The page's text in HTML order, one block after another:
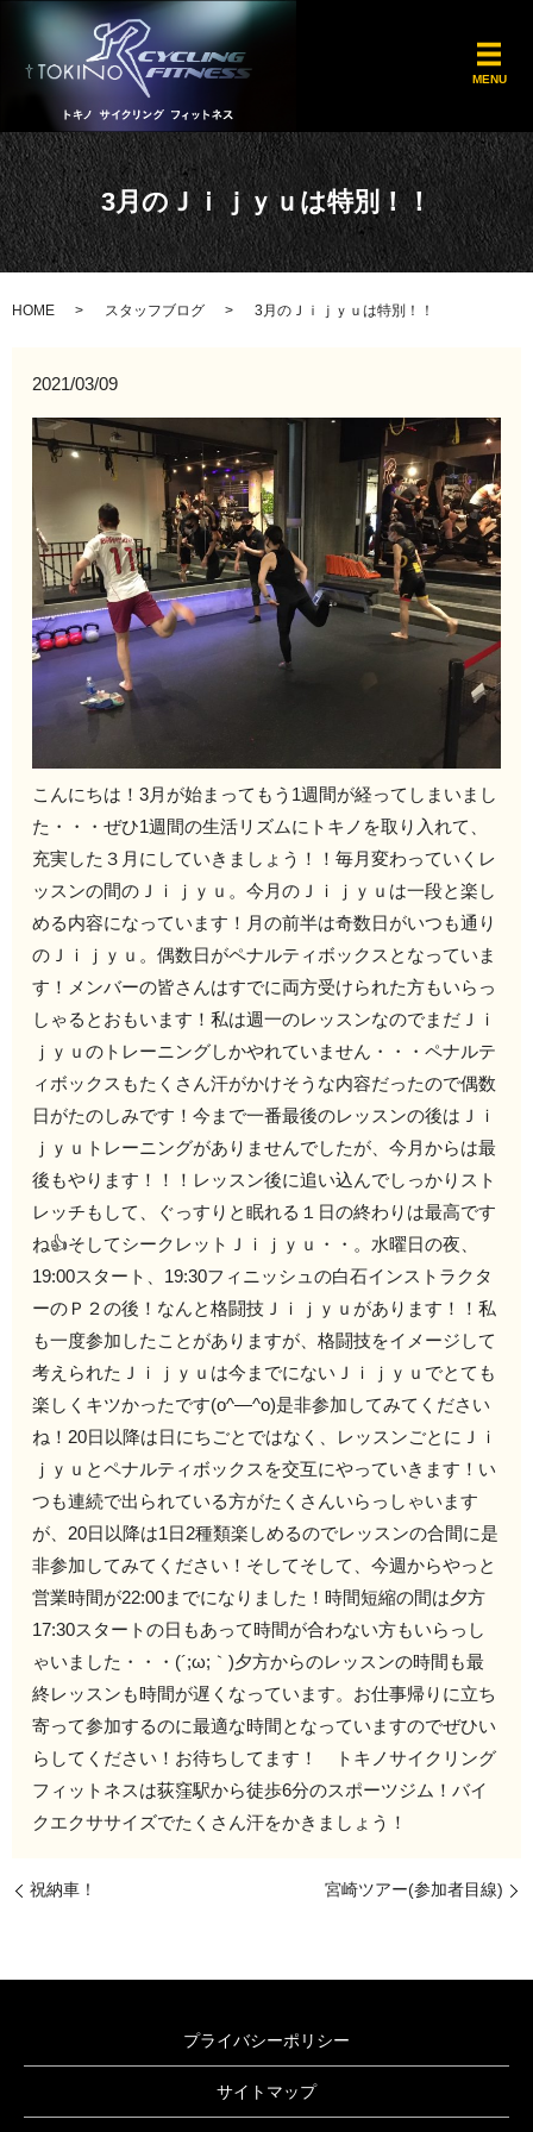
MENU
3月のＪｉｊｙｕは特別！！
HOME スタッフブログ 3月のＪｉｊｙｕは特別！！
2021/03/09
こんにちは！3月が始まってもう1週間が経ってしまいまし
た・・・ぜひ1週間の生活リズムにトキノを取り入れて、
充実した３月にしていきましょう！！毎月変わっていくレ
ッスンの間のＪｉｊｙｕ。今月のＪｉｊｙｕは一段と楽し
める内容になっています！月の前半は奇数日がいつも通り
のＪｉｊｙｕ。偶数日がペナルティボックスとなっていま
す！メンバーの皆さんはすでに両方受けられた方もいらっ
しゃるとおもいます！私は週一のレッスンなのでまだＪｉ
ｊｙｕのトレーニングしかやれていません・・・ペナルテ
ィボックスもたくさん汗がかけそうな内容だったので偶数
日がたのしみです！今まで一番最後のレッスンの後はＪｉ
ｊｙｕトレーニングがありませんでしたが、今月からは最
後もやります！！！レッスン後に追い込んでしっかりスト
レッチもして、ぐっすりと眠れる１日の終わりは最高です
ね👍そしてシークレットＪｉｊｙｕ・・。水曜日の夜、
19:00スタート、19:30フィニッシュの白石インストラクタ
ーのＰ２の後！なんと格闘技Ｊｉｊｙｕがあります！！私
も一度参加したことがありますが、格闘技をイメージして
考えられたＪｉｊｙｕは今までにないＪｉｊｙｕでとても
楽しくキツかったです(o^―^o)是非参加してみてください
ね！20日以降は日にちごとではなく、レッスンごとにＪｉ
ｊｙｕとペナルティボックスを交互にやっていきます！い
つも連続で出られている方がたくさんいらっしゃいます
が、20日以降は1日2種類楽しめるのでレッスンの合間に是
非参加してみてください！そしてそして、今週からやっと
営業時間が22:00までになりました！時間短縮の間は夕方
17:30スタートの日もあって時間が合わない方もいらっし
ゃいました・・・(´;ω;｀)夕方からのレッスンの時間も最
終レッスンも時間が遅くなっています。お仕事帰りに立ち
寄って参加するのに最適な時間となっていますのでぜひい
らしてください！お待ちしてます！ トキノサイクリング
フィットネスは荻窪駅から徒歩6分のスポーツジム！バイ
クエクササイズでたくさん汗をかきましょう！
祝納車！ 宮崎ツアー(参加者目線)
プライバシーポリシー
サイトマップ